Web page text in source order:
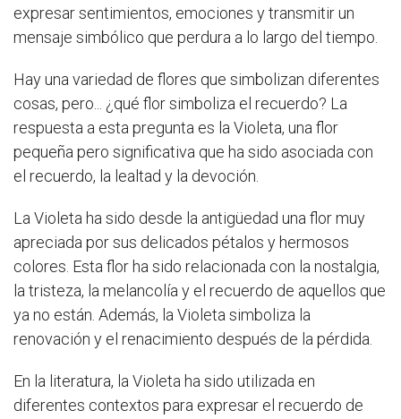
expresar sentimientos, emociones y transmitir un
mensaje simbólico que perdura a lo largo del tiempo.
Hay una variedad de flores que simbolizan diferentes
cosas, pero... ¿qué flor simboliza el recuerdo? La
respuesta a esta pregunta es la Violeta, una flor
pequeña pero significativa que ha sido asociada con
el recuerdo, la lealtad y la devoción.
La Violeta ha sido desde la antigüedad una flor muy
apreciada por sus delicados pétalos y hermosos
colores. Esta flor ha sido relacionada con la nostalgia,
la tristeza, la melancolía y el recuerdo de aquellos que
ya no están. Además, la Violeta simboliza la
renovación y el renacimiento después de la pérdida.
En la literatura, la Violeta ha sido utilizada en
diferentes contextos para expresar el recuerdo de